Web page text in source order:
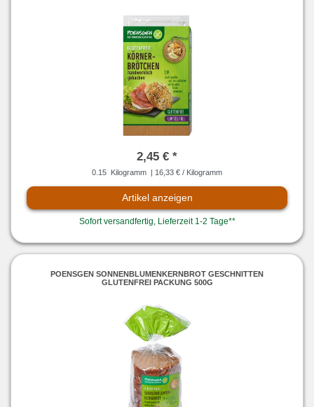
2,45 € *
0.15 Kilogramm | 16,33 € / Kilogramm
Artikel anzeigen
Sofort versandfertig, Lieferzeit 1-2 Tage**
POENSGEN SONNENBLUMENKERNBROT GESCHNITTEN
GLUTENFREI PACKUNG 500G